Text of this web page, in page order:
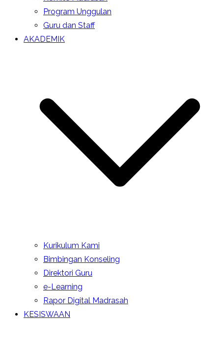
Program Unggulan
Guru dan Staff
AKADEMIK
Kurikulum Kami
Bimbingan Konseling
Direktori Guru
e-Learning
Rapor Digital Madrasah
KESISWAAN